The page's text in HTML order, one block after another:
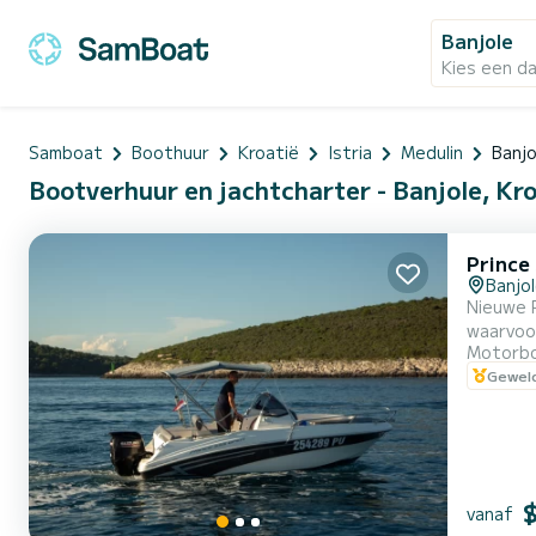
Banjole
Kies een
Samboat Boothuur Kroatië Istria Medulin
Bootverhuur en jachtcharter - Banjole,
Prince
Nieuwe Prince
maken.
vanaf